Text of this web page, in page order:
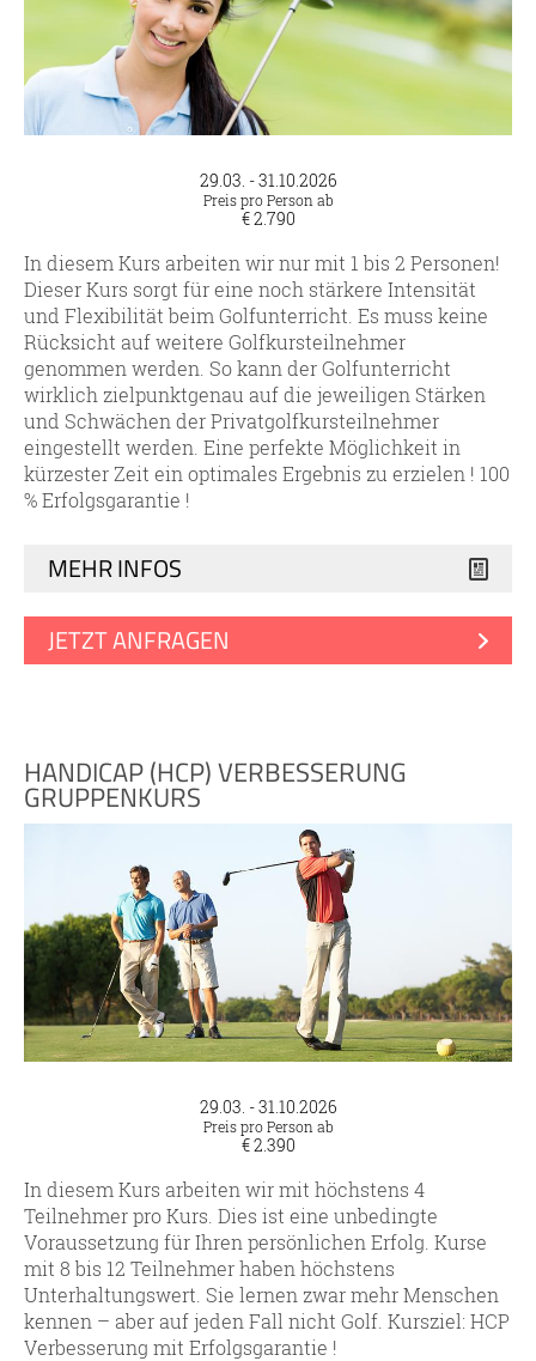
29.03. - 31.10.2026
Preis pro Person ab
€ 2.790
In diesem Kurs arbeiten wir nur mit 1 bis 2 Personen!
Dieser Kurs sorgt für eine noch stärkere Intensität
und Flexibilität beim Golfunterricht. Es muss keine
Rücksicht auf weitere Golfkursteilnehmer
genommen werden. So kann der Golfunterricht
wirklich zielpunktgenau auf die jeweiligen Stärken
und Schwächen der Privatgolfkursteilnehmer
eingestellt werden. Eine perfekte Möglichkeit in
kürzester Zeit ein optimales Ergebnis zu erzielen ! 100
% Erfolgsgarantie !
MEHR INFOS
JETZT ANFRAGEN
HANDICAP (HCP) VERBESSERUNG
GRUPPENKURS
29.03. - 31.10.2026
Preis pro Person ab
€ 2.390
In diesem Kurs arbeiten wir mit höchstens 4
Teilnehmer pro Kurs. Dies ist eine unbedingte
Voraussetzung für Ihren persönlichen Erfolg. Kurse
mit 8 bis 12 Teilnehmer haben höchstens
Unterhaltungswert. Sie lernen zwar mehr Menschen
kennen – aber auf jeden Fall nicht Golf. Kursziel: HCP
Verbesserung mit Erfolgsgarantie !